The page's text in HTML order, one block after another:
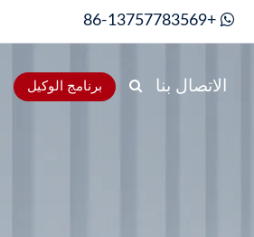
+86-13757783569
الاتصال بنا برنامج الوكيل